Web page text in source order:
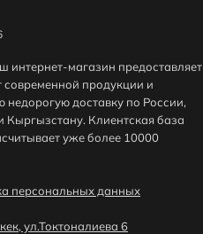
магазин предоставляет
продукции и
недорогую доставку по России,
Кыргызстану. Клиентская база
уже более 10000
персональных данных
ул.Токтоналиева 6